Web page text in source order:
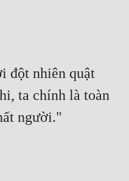
đột nhiên quật
ta chính là toàn
người."